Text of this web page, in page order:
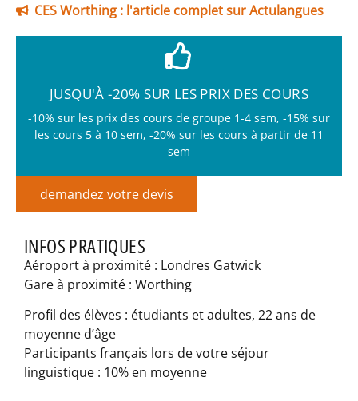
CES Worthing : l'article complet sur Actulangues
JUSQU'À -20% SUR LES PRIX DES COURS
-10% sur les prix des cours de groupe 1-4 sem, -15% sur
les cours 5 à 10 sem, -20% sur les cours à partir de 11
sem
demandez votre devis
INFOS PRATIQUES
Aéroport à proximité : Londres Gatwick
Gare à proximité : Worthing
Profil des élèves : étudiants et adultes, 22 ans de
moyenne d’âge
Participants français lors de votre séjour
linguistique : 10% en moyenne